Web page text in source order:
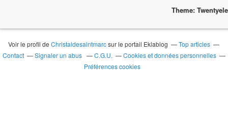
Theme:
Voir le profil deChristaldesaintmarcsur le portail Eklablog
Top articles
Contact
Signaler un abus C.G.U.
Cookies et données personnelles
Préférences cookies